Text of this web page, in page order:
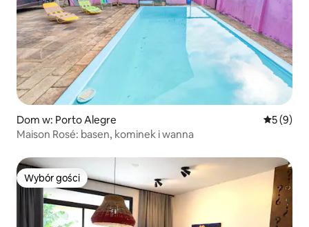
Dom w: Porto Alegre Średnia
5 (9)
Maison Rosé: basen, kominek i wanna
Wybór gości
Wybór gości